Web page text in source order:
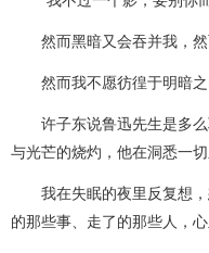
然而黑暗又会吞并我，
然而我不愿彷徨于明暗
许子东说鲁迅先生是多
与光芒的烧灼，他在洞悉一
我在失眠的夜里反复想
的那些事、走了的那些人，